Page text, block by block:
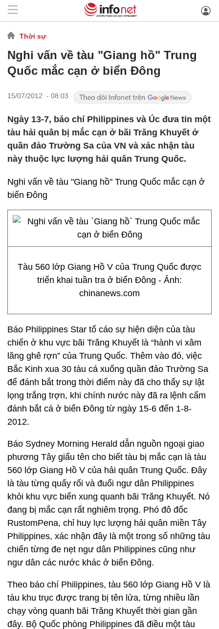
Thời sự
Nghi vấn về tàu "Giang hồ" Trung
Quốc mắc cạn ở biển Đông
15/07/2012 - 08:03
Ngày 13-7, báo chí Philippines và Úc đưa tin một
tàu hải quân bị mắc cạn ở bãi Trăng Khuyết ở
quần đảo Trường Sa của VN và xác nhận tàu
này thuộc lực lượng hải quân Trung Quốc.
Nghi vấn về tàu "Giang hồ" Trung Quốc mắc cạn ở
biển Đông
Tàu 560 lớp Giang Hồ V của Trung Quốc được
triển khai tuần tra ở biển Đông - Ảnh:
chinanews.com
Báo Philippines Star tố cáo sự hiện diện của tàu
chiến ở khu vực bãi Trăng Khuyết là “hành vi xâm
lăng ghê rợn” của Trung Quốc. Thêm vào đó, việc
Bắc Kinh xua 30 tàu cá xuống quần đảo Trường Sa
để đánh bắt trong thời điểm này đã cho thấy sự lật
lọng trắng trợn, khi chính nước này đã ra lệnh cấm
đánh bắt cá ở biển Đông từ ngày 15-6 đến 1-8-
2012.
Báo Sydney Morning Herald dẫn nguồn ngoại giao
phương Tây giấu tên cho biết tàu bị mắc cạn là tàu
560 lớp Giang Hồ V của hải quân Trung Quốc. Đây
là tàu từng quấy rối và đuổi ngư dân Philippines
khỏi khu vực biển xung quanh bãi Trăng Khuyết. Nó
đang bị mắc cạn rất nghiêm trọng. Phó đô đốc
RustomPena, chỉ huy lực lượng hải quân miền Tây
Philippines, xác nhận đây là một trong số những tàu
chiến từng đe nẹt ngư dân Philippines cũng như
ngư dân các nước khác ở biển Đông.
Theo báo chí Philippines, tàu 560 lớp Giang Hồ V là
tàu khu trục được trang bị tên lửa, từng nhiều lần
chạy vòng quanh bãi Trăng Khuyết thời gian gần
đây. Bộ Quốc phòng Philippines đã điều một tàu